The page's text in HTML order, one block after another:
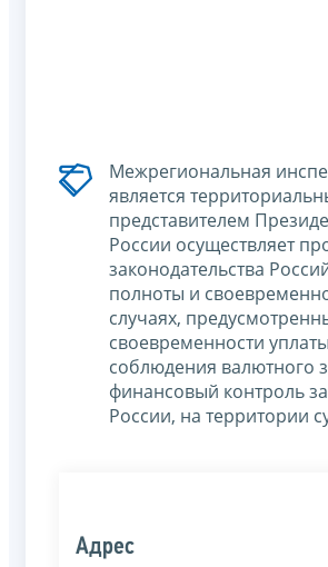
Межрегиональная
является
представителем
России осуществляет
законодательства
полноты и
случаях,
своевременности
соблюдения валютного
финансовый контроль
России, на территории
Адрес